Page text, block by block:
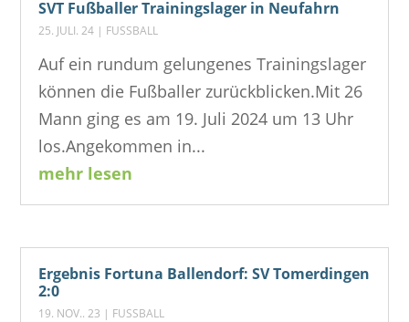
SVT Fußballer Trainingslager in Neufahrn
25. JULI. 24 | FUSSBALL
Auf ein rundum gelungenes Trainingslager
können die Fußballer zurückblicken.Mit 26
Mann ging es am 19. Juli 2024 um 13 Uhr
los.Angekommen in...
mehr lesen
Ergebnis Fortuna Ballendorf: SV Tomerdingen
2:0
19. NOV.. 23 | FUSSBALL